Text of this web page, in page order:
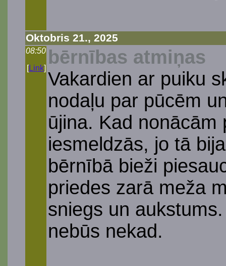
Oktobris 21., 2025
08:50
[Link]
bērnības atmiņas
Vakardien ar puiku
nodaļu par pūcēm
ūjina. Kad nonācām
iesmeldzās, jo tā
bērnībā bieži
priedes zarā meža
sniegs un
nebūs nekad.